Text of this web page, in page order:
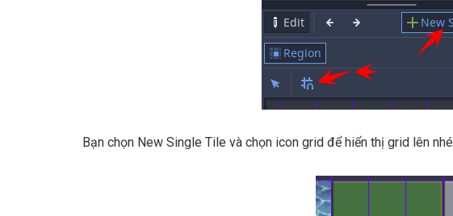
Bạn chọn New Single Tile và chọn icon grid để hiển thị grid lên nhé